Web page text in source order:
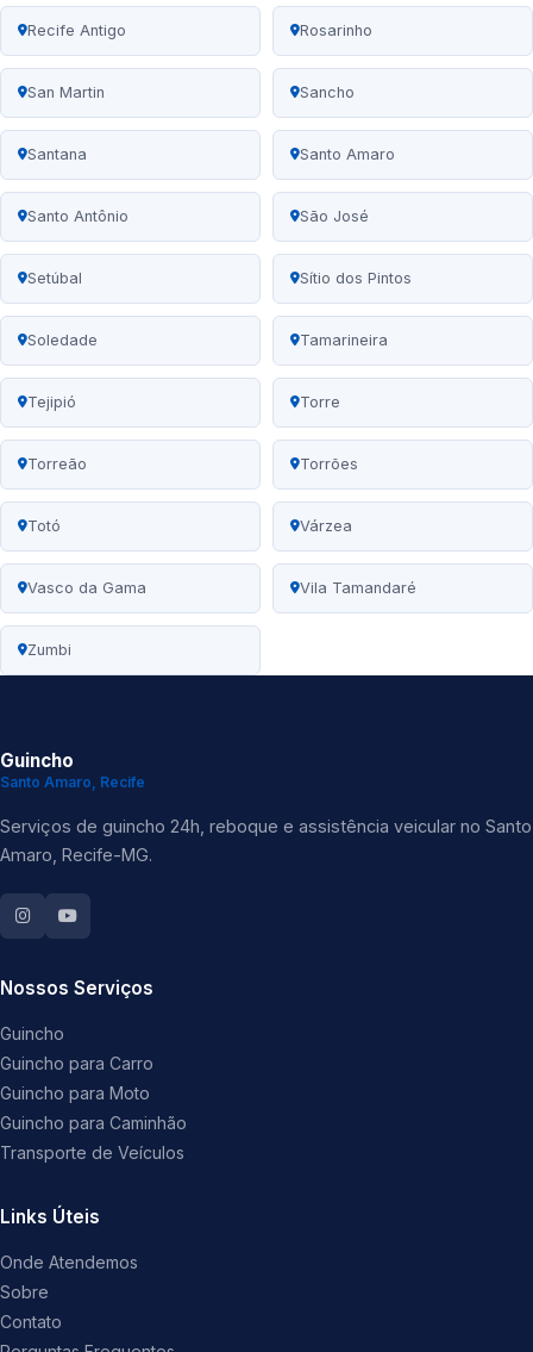
Recife Antigo Rosarinho
San Martin Sancho
Santana Santo Amaro
Santo Antônio São José
Setúbal Sítio dos Pintos
Soledade Tamarineira
Tejipió Torre
Torreão Torrões
Totó Várzea
Vasco da Gama Vila Tamandaré
Zumbi
Guincho
Santo Amaro, Recife
Serviços de guincho 24h, reboque e assistência veicular no Santo
Amaro, Recife-MG.
Nossos Serviços
Guincho
Guincho para Carro
Guincho para Moto
Guincho para Caminhão
Transporte de Veículos
Links Úteis
Onde Atendemos
Sobre
Contato